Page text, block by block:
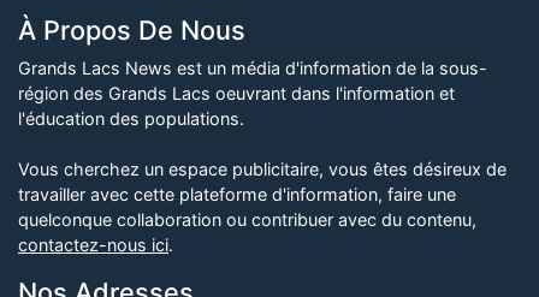
À Propos De Nous
Grands Lacs News est un média d'information de la sous-
région des Grands Lacs oeuvrant dans l'information et
l'éducation des populations.
Vous cherchez un espace publicitaire, vous êtes désireux de
travailler avec cette plateforme d'information, faire une
quelconque collaboration ou contribuer avec du contenu,
contactez-nous ici.